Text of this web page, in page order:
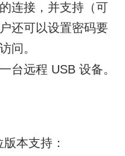
连接，并支持（可
还可以设置密码要
问。
台远程 USB 设备。
本支持：